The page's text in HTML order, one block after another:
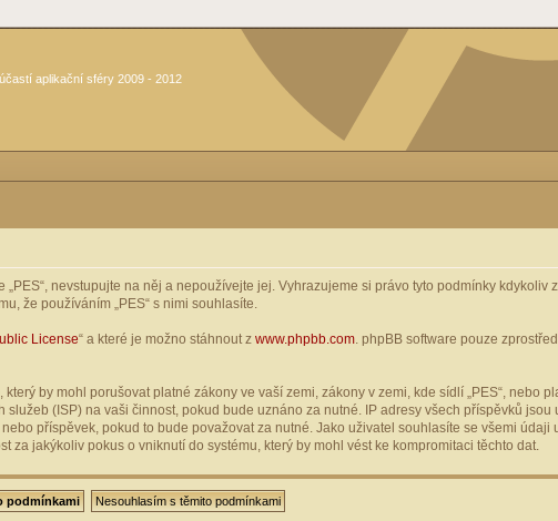
aplikační sféry 2009 - 2012
nevstupujte na něj a nepoužívejte jej. Vyhrazujeme si právo tyto podmínky kdykoliv
že používáním „PES“ s nimi souhlasíte.
License“ a které je možno stáhnout z www.phpbb.com . phpBB software pouze
by mohl porušovat platné zákony ve vaší zemi, zákony v zemi, kde sídlí „PES“, nebo
(ISP) na vaši činnost, pokud bude uznáno za nutné. IP adresy všech příspěvků
příspěvek, pokud to bude považovat za nutné. Jako uživatel souhlasíte se všemi údaji
jakýkoliv pokus o vniknutí do systému, který by mohl vést ke kompromitaci těchto dat.